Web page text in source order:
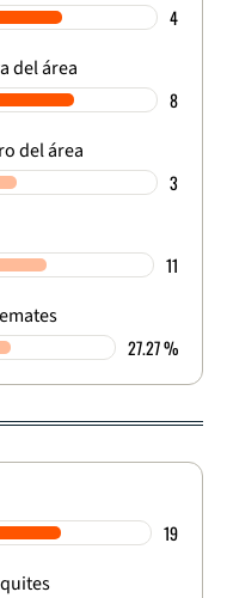
4
del área
8
del área
3
11
27.27 %
19